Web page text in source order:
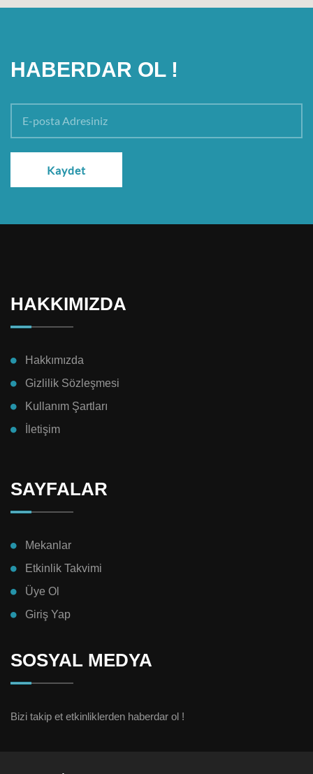
HABERDAR OL !
Kaydet
HAKKIMIZDA
Hakkımızda
Gizlilik Sözleşmesi
Kullanım Şartları
İletişim
SAYFALAR
Mekanlar
Etkinlik Takvimi
Üye Ol
Giriş Yap
SOSYAL MEDYA
Bizi takip et etkinliklerden haberdar ol !